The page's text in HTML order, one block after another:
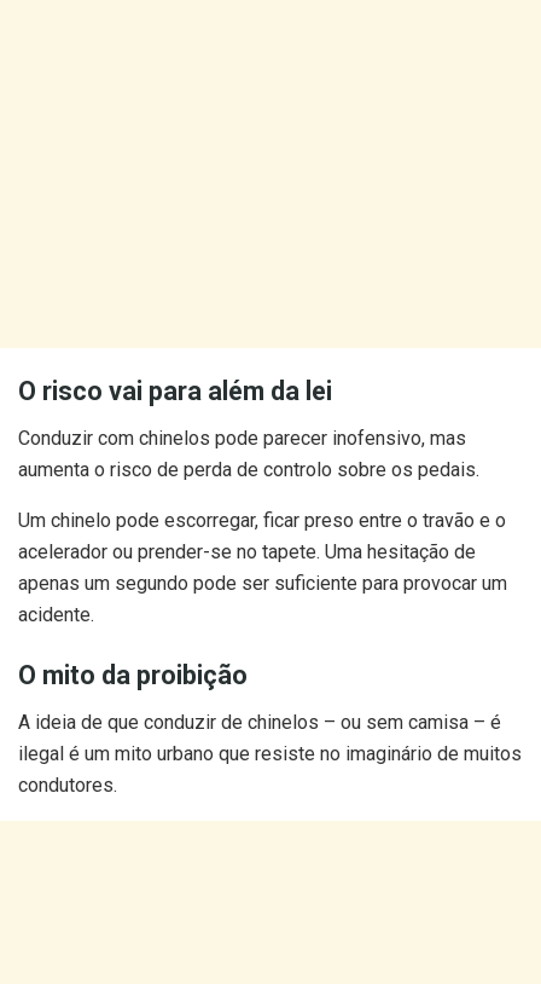
O risco vai para além da lei
Conduzir com chinelos pode parecer inofensivo, mas
aumenta o risco de perda de controlo sobre os pedais.
Um chinelo pode escorregar, ficar preso entre o travão e o
acelerador ou prender-se no tapete. Uma hesitação de
apenas um segundo pode ser suficiente para provocar um
acidente.
O mito da proibição
A ideia de que conduzir de chinelos – ou sem camisa – é
ilegal é um mito urbano que resiste no imaginário de muitos
condutores.